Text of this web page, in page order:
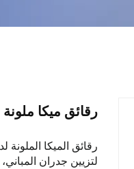
رقائق ميكا
رقائق الميكا الملونة
لتزيين جدران